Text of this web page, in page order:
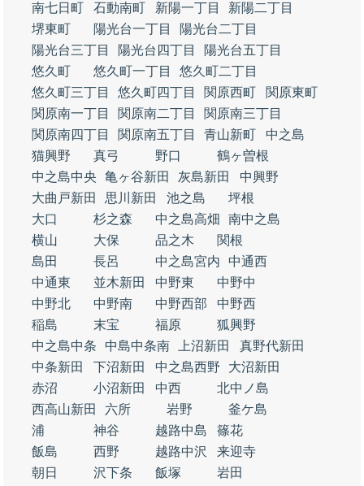
南七日町
石動南町 新陽一丁目
新陽二丁目
堺東町
陽光台一丁目
陽光台二丁目
陽光台三丁目
陽光台四丁目
陽光台五丁目
悠久町
悠久町一丁目
悠久町二丁目
悠久町三丁目
悠久町四丁目 関原西町
関原東町
関原南一丁目
関原南二丁目
関原南三丁目
関原南四丁目
関原南五丁目 青山新町
中之島
猫興野
真弓 野口
鶴ヶ曽根
中之島中央
亀ヶ谷新田 灰島新田
中興野
大曲戸新田
思川新田 池之島
坪根
大口
杉之森 中之島高畑
南中之島
横山
大保 品之木
関根
島田
長呂 中之島宮内
中通西
中通東
並木新田 中野東
中野中
中野北
中野南 中野西部
中野西
稲島
末宝 福原
狐興野
中之島中条
中島中条南 上沼新田
真野代新田
中条新田
下沼新田 中之島西野
大沼新田
赤沼
小沼新田 中西
北中ノ島
西高山新田
六所 岩野
釜ケ島
浦
神谷 越路中島
篠花
飯島
西野 越路中沢
来迎寺
朝日
沢下条 飯塚
岩田